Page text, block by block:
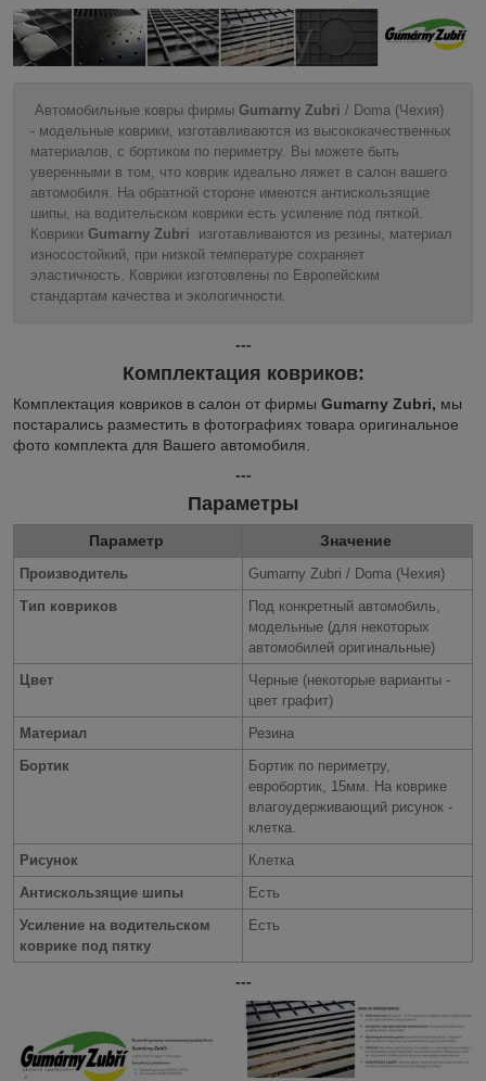
Автомобильные ковры фирмы Gumarny Zubri / Doma (Чехия)
- модельные коврики, изготавливаются из высококачественных
материалов, с бортиком по периметру. Вы можете быть
уверенными в том, что коврик идеально ляжет в салон вашего
автомобиля. На обратной стороне имеются антискользящие
шипы, на водительском коврики есть усиление под пяткой.
Коврики Gumarny Zubri изготавливаются из резины, материал
износостойкий, при низкой температуре сохраняет
эластичность. Коврики изготовлены по Европейским
стандартам качества и экологичности.
---
Комплектация ковриков:
Комплектация ковриков в салон от фирмы Gumarny Zubri, мы
постарались разместить в фотографиях товара оригинальное
фото комплекта для Вашего автомобиля.
---
Параметры
Параметр Значение
Производитель
Gumarny Zubri / Doma (Чехия)
Тип ковриков
Под конкретный автомобиль,
модельные (для некоторых
автомобилей оригинальные)
Цвет
Черные (некоторые варианты -
цвет графит)
Материал
Резина
Бортик
Бортик по периметру,
евробортик, 15мм. На коврике
влагоудерживающий рисунок -
клетка.
Рисунок
Клетка
Антискользящие шипы
Есть
Усиление на водительском
коврике под пятку
Есть
---